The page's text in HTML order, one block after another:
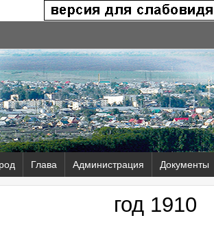
Глава Администрация Документы
год 1910